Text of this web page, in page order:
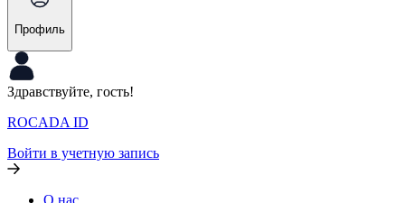
Профиль
Здравствуйте, гость!
ROCADA ID
Войти в учетную запись
О нас